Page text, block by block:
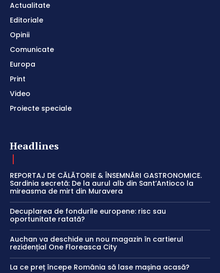
Actualitate
Editoriale
Opinii
Comunicate
Europa
Print
Video
Proiecte speciale
Headlines
REPORTAJ DE CĂLĂTORIE & ÎNSEMNĂRI GASTRONOMICE.
Sardinia secretă: De la aurul alb din Sant’Antioco la
mireasma de mirt din Muravera
Decuplarea de fondurile europene: risc sau
oportunitate ratată?
Auchan va deschide un nou magazin în cartierul
rezidențial One Floreasca City
La ce preț începe România să lase mașina acasă?